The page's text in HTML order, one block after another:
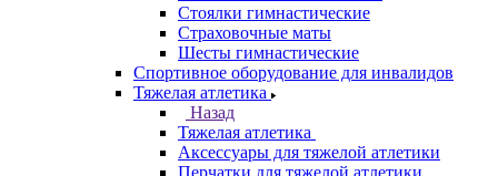
Стоялки гимнастические
Страховочные маты
Шесты гимнастические
Спортивное оборудование для инвалидов
Тяжелая атлетика
Назад
Тяжелая атлетика
Аксессуары для тяжелой атлетики
Перчатки для тяжелой атлетики